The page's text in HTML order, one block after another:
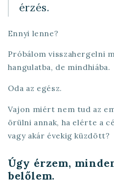
érzés.
Ennyi lenne?
Próbálom visszahergelni
hangulatba, de mindhiába.
Oda az egész.
Vajon miért nem tud az
örülni annak, ha elérte a
vagy akár évekig küzdött?
Úgy érzem,
belőlem.